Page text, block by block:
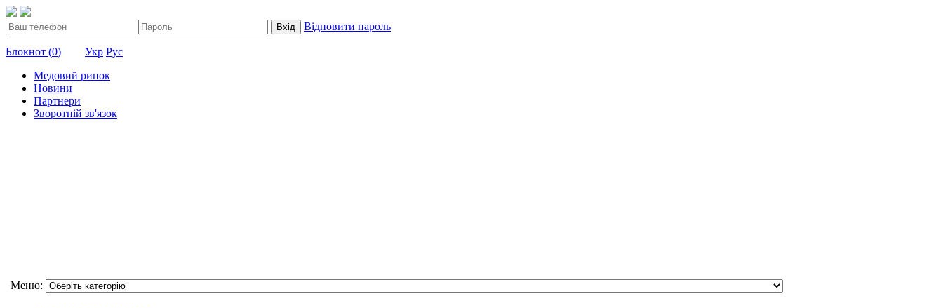
Вхід Відновити пароль
Блокнот (0) Укр Рус
Медовий ринок
Новини
Партнери
Зворотній зв'язок
Меню: